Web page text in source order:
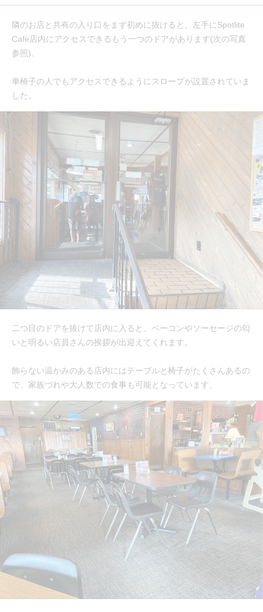
隣のお店と共有の入り口をまず初めに抜けると、左手にSpotlite
Cafe店内にアクセスできるもう一つのドアがあります(次の写真
参照)。
車椅子の人でもアクセスできるようにスロープが設置されていま
した。
二つ目のドアを抜けて店内に入ると、ベーコンやソーセージの匂
いと明るい店員さんの挨拶が出迎えてくれます。
飾らない温かみのある店内にはテーブルと椅子がたくさんあるの
で、家族づれや大人数での食事も可能となっています。